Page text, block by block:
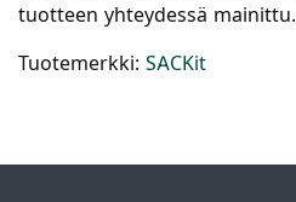
tuotteen yhteydessä mainittu.
Tuotemerkki: SACKit